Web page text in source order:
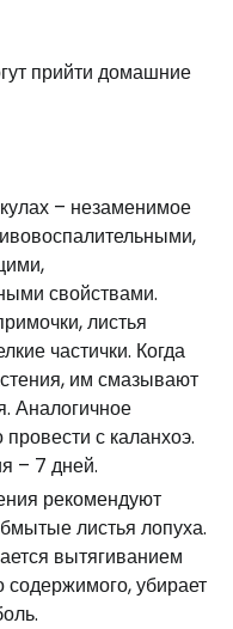
прийти домашние
– незаменимое
свойствами.
листья
частички. Когда
им смазывают
Аналогичное
с каланхоэ.
– 7 дней.
рекомендуют
листья лопуха.
вытягиванием
содержимого, убирает